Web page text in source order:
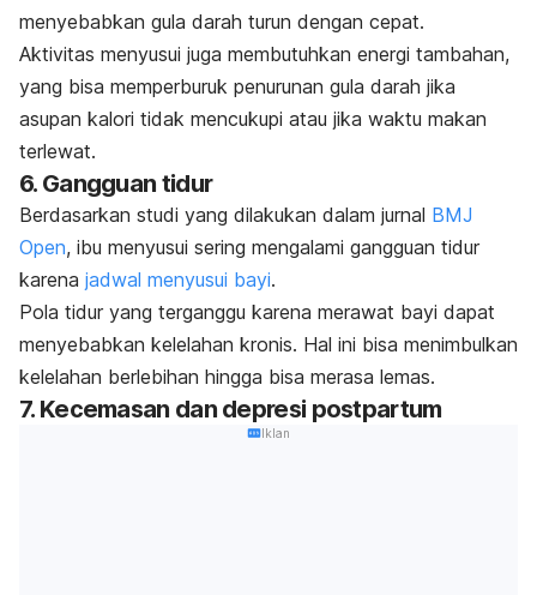
menyebabkan gula darah turun dengan cepat.
Aktivitas menyusui juga membutuhkan energi tambahan,
yang bisa memperburuk penurunan gula darah jika
asupan kalori tidak mencukupi atau jika waktu makan
terlewat.
6. Gangguan tidur
Berdasarkan studi yang dilakukan dalam jurnal BMJ
Open, ibu menyusui sering mengalami gangguan tidur
karena jadwal menyusui bayi.
Pola tidur yang terganggu karena merawat bayi dapat
menyebabkan kelelahan kronis. Hal ini bisa menimbulkan
kelelahan berlebihan hingga bisa merasa lemas.
7. Kecemasan dan depresi postpartum
Iklan